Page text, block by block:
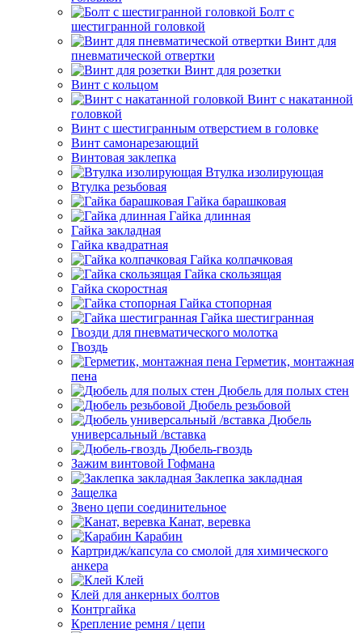
Болт с
шестигранной головкой
Винт для
пневматической отвертки
Винт для розетки
Винт с кольцом
Винт с накатанной
головкой
Винт с шестигранным отверстием в головке
Винт самонарезающий
Винтовая заклепка
Втулка изолирующая
Втулка резьбовая
Гайка барашковая
Гайка длинная
Гайка закладная
Гайка квадратная
Гайка колпачковая
Гайка скользящая
Гайка скоростная
Гайка стопорная
Гайка шестигранная
Гвозди для пневматического молотка
Гвоздь
Герметик, монтажная
пена
Дюбель для полых стен
Дюбель резьбовой
Дюбель
универсальный /вставка
Дюбель-гвоздь
Зажим винтовой Гофмана
Заклепка закладная
Защелка
Звено цепи соединительное
Канат, веревка
Карабин
Картридж/капсула со смолой для химического
анкера
Клей
Клей для анкерных болтов
Контргайка
Крепление ремня / цепи